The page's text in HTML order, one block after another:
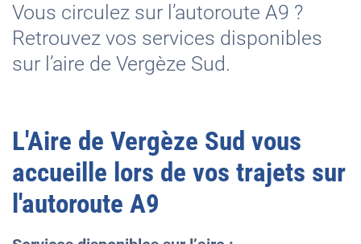
Vous circulez sur l’autoroute A9 ?
Retrouvez vos services disponibles
sur l’aire de Vergèze Sud.
L'Aire de Vergèze Sud vous
accueille lors de vos trajets sur
l'autoroute A9